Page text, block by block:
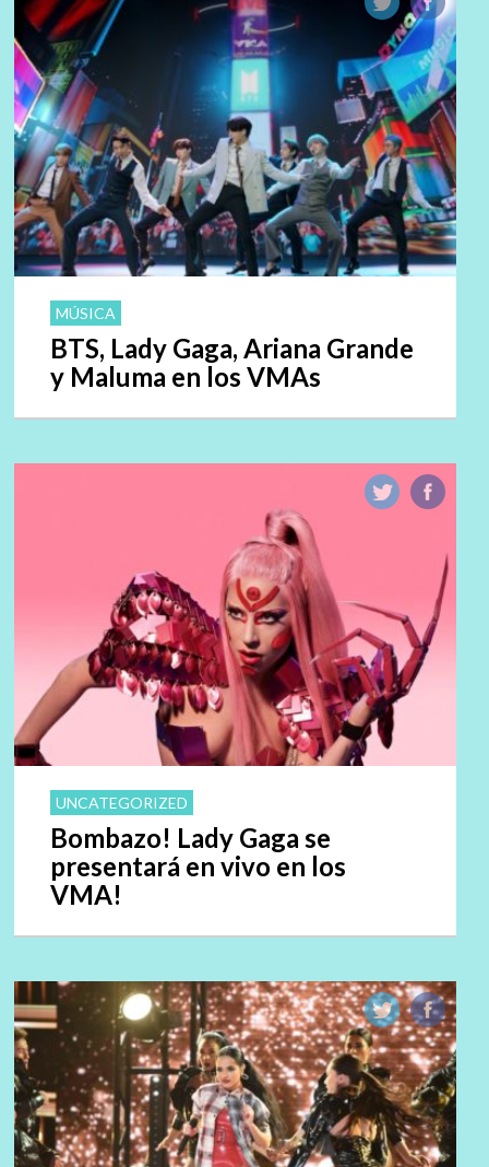
MÚSICA
BTS, Lady Gaga, Ariana Grande
y Maluma en los VMAs
UNCATEGORIZED
Bombazo! Lady Gaga se
presentará en vivo en los
VMA!